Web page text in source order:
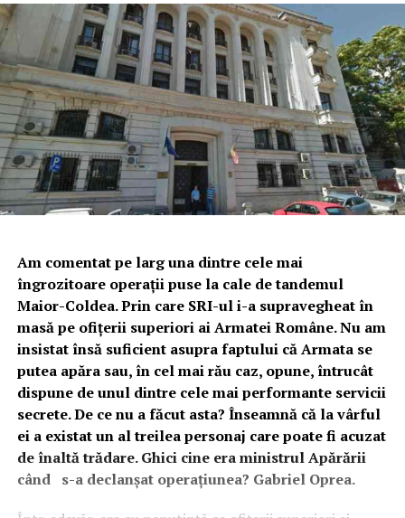
Am comentat pe larg una dintre cele mai
îngrozitoare operații puse la cale de tandemul
Maior-Coldea. Prin care SRI-ul i-a supravegheat în
masă pe ofițerii superiori ai Armatei Române. Nu am
insistat însă suficient asupra faptului că Armata se
putea apăra sau, în cel mai rău caz, opune, întrucât
dispune de unul dintre cele mai performante servicii
secrete. De ce nu a făcut asta? Înseamnă că la vârful
ei a existat un al treilea personaj care poate fi acuzat
de înaltă trădare. Ghici cine era ministrul Apărării
când s-a declanșat operațiunea? Gabriel Oprea.